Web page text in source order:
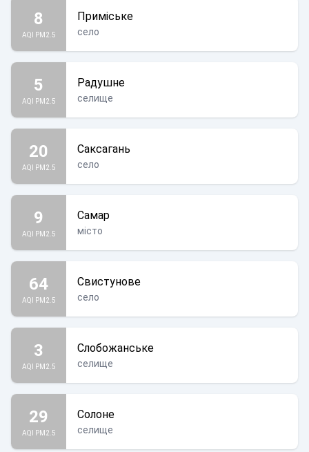
8
AQI PM2.5
Приміське
село
5
AQI PM2.5
Радушне
селище
20
AQI PM2.5
Саксагань
село
9
AQI PM2.5
Самар
місто
64
AQI PM2.5
Свистунове
село
3
AQI PM2.5
Слобожанське
селище
29
AQI PM2.5
Солоне
селище